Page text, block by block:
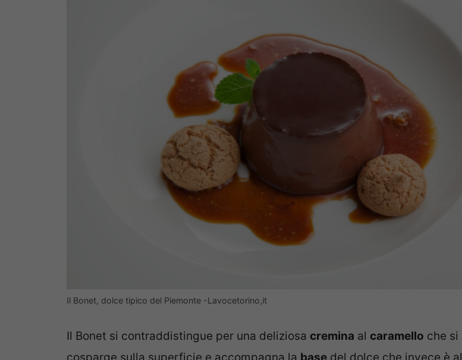
Il Bonet, dolce tipico del Piemonte -Lavocetorino,it
Il Bonet si contraddistingue per una deliziosa cremina al caramello che si
cosparge sulla superficie e accompagna la base del dolce che invece è al